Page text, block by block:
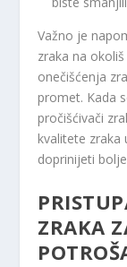
Važno je
zraka na
onečišćenja
promet. Kada
pročišćivači
kvalitete
doprinijeti
ZRAKA